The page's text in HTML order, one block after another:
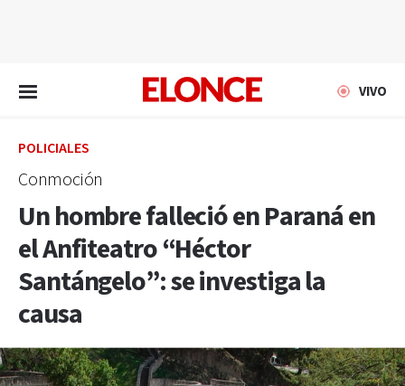
VIVO
POLICIALES
Conmoción
Un hombre falleció en Paraná en
el Anfiteatro “Héctor
Santángelo”: se investiga la
causa